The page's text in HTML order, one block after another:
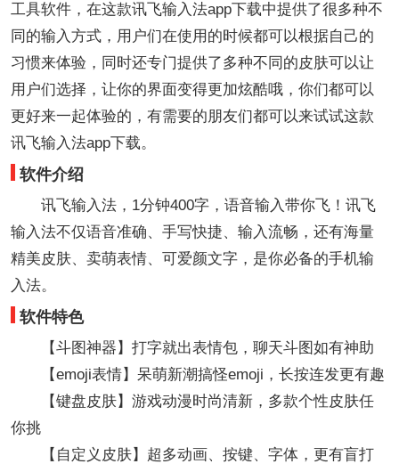
工具软件，在这款讯飞输入法app下载中提供了很多种不
同的输入方式，用户们在使用的时候都可以根据自己的
习惯来体验，同时还专门提供了多种不同的皮肤可以让
用户们选择，让你的界面变得更加炫酷哦，你们都可以
更好来一起体验的，有需要的朋友们都可以来试试这款
讯飞输入法app下载。
软件介绍
讯飞输入法，1分钟400字，语音输入带你飞！讯飞
输入法不仅语音准确、手写快捷、输入流畅，还有海量
精美皮肤、卖萌表情、可爱颜文字，是你必备的手机输
入法。
软件特色
【斗图神器】打字就出表情包，聊天斗图如有神助
【emoji表情】呆萌新潮搞怪emoji，长按连发更有趣
【键盘皮肤】游戏动漫时尚清新，多款个性皮肤任
你挑
【自定义皮肤】超多动画、按键、字体，更有盲打